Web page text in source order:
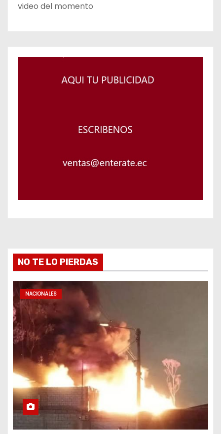
video del momento
NO TE LO PIERDAS
NACIONALES